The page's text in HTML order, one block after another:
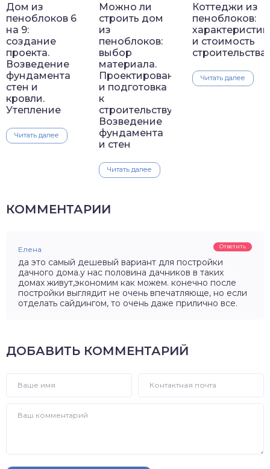
Дом из
пеноблоков 6
на 9:
создание
проекта.
Возведение
фундамента
стен и
кровли.
Утепление
Читать далее
Можно ли
строить дом
из
пеноблоков:
выбор
материала.
Проектирование
и подготовка
к
строительству.
Возведение
фундамента
и стен
Читать далее
Коттеджи из
пеноблоков:
и стоимость
строительства
Читать далее
КОММЕНТАРИИ
Елена Ответить
да это самый дешевый вариант для постройки
дачного дома.у нас половина дачников в таких
домах живут,экономим как можем. конечно после
постройки выглядит не очень впечатляюще, но если
отделать сайдингом, то очень даже прилично все.
ДОБАВИТЬ КОММЕНТАРИЙ